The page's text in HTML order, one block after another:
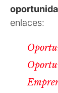
enlaces: